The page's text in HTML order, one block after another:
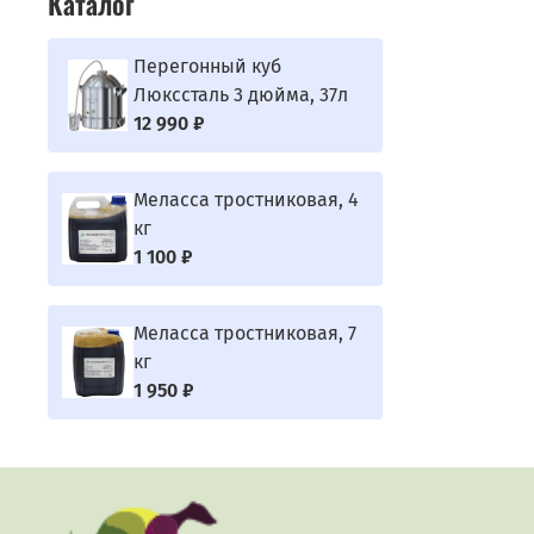
Перегонный куб
Люкссталь 3 дюйма, 37л
12 990 ₽
Меласса тростниковая, 4
кг
1 100 ₽
Меласса тростниковая, 7
кг
1 950 ₽